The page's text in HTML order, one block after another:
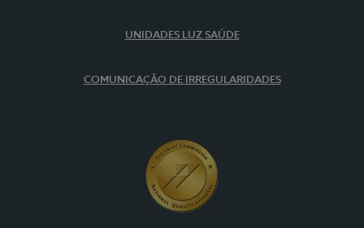
UNIDADES LUZ SAÚDE
COMUNICAÇÃO DE IRREGULARIDADES